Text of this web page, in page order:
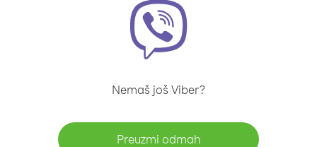
Nemaš još Viber?
Preuzmi odmah